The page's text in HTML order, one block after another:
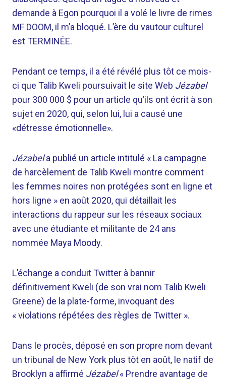
demande à Egon pourquoi il a volé le livre de rimes
MF DOOM, il m’a bloqué. L’ère du vautour culturel
est TERMINÉE.
Pendant ce temps, il a été révélé plus tôt ce mois-
ci que Talib Kweli poursuivait le site Web Jézabel
pour 300 000 $ pour un article qu’ils ont écrit à son
sujet en 2020, qui, selon lui, lui a causé une
«détresse émotionnelle».
Jézabela publié un article intitulé « La campagne
de harcèlement de Talib Kweli montre comment
les femmes noires non protégées sont en ligne et
hors ligne » en août 2020, qui détaillait les
interactions du rappeur sur les réseaux sociaux
avec une étudiante et militante de 24 ans
nommée Maya Moody.
L’échange a conduit Twitter à bannir
définitivement Kweli (de son vrai nom Talib Kweli
Greene) de la plate-forme, invoquant des
« violations répétées des règles de Twitter ».
Dans le procès, déposé en son propre nom devant
un tribunal de New York plus tôt en août, le natif de
Brooklyn a affirmé Jézabel« Prendre avantage de